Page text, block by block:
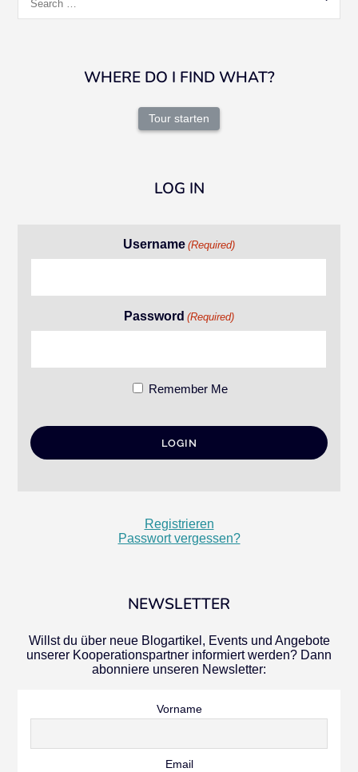
for:
WHERE DO I FIND WHAT?
Tour starten
LOG IN
Username (Required)
Password (Required)
Remember Me
Registrieren
Passwort vergessen?
NEWSLETTER
Willst du über neue Blogartikel, Events und Angebote
unserer Kooperationspartner informiert werden? Dann
abonniere unseren Newsletter:
Vorname
Email